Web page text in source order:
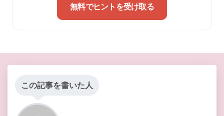
無料でヒントを受け取る
この記事を書いた人